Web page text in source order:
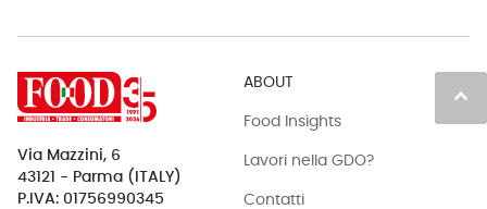
keyboard_arrow_up
Via Mazzini, 6
43121 - Parma (ITALY)
P.IVA: 01756990345
ABOUT
Food Insights
Lavori nella GDO?
Contatti